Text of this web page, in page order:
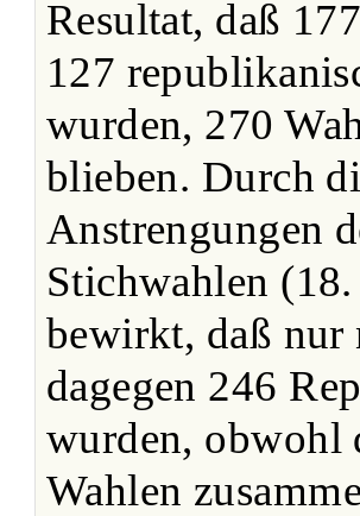
Resultat, daß
127
wurden, 270
blieben. Durch
Anstrengungen
Stichwahlen
bewirkt, daß nur
dagegen 246
wurden, obwohl
Wahlen